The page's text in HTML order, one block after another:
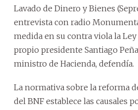
Lavado de Dinero y Bienes
entrevista con radio
medida en su contra viola la Ley
propio presidente Santiago
ministro de Hacienda, defendía.
La normativa sobre la reforma
del BNF establece las causales